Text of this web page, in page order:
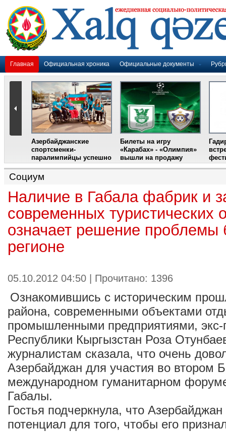
Главная Официальная хроника Официальные документы
Азербайджанские
спортсменки-
паралимпийцы успешно
выступили на III
Международном
фестивале парашютного
Билеты на игру
«Карабах» - «Олимпия»
вышли на продажу
Социум
Наличие в Габала фабрик и
современных туристических
означает решение проблемы
регионе
05.10.2012 04:50 | Прочитано: 1396
Ознакомившись с историческим
района, современными объектами
промышленными предприятиями, экс-
Республики Кыргызстан Роза
журналистам сказала, что очень
Азербайджан для участия во втором
международном гуманитарном
Габалы.
Гостья подчеркнула, что
потенциал для того, чтобы его